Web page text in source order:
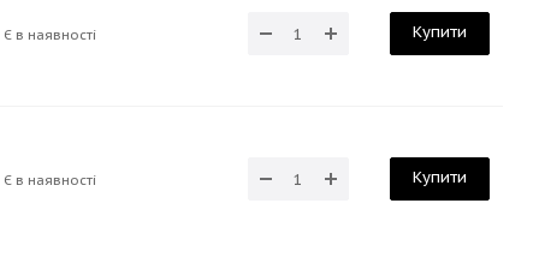
Є в наявності Купити
Є в наявності Купити